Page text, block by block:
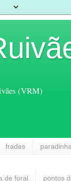
(VRM)
frades
de foral pontos